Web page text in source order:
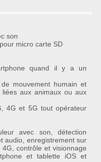
son
micro carte SD
quand il y a un
mouvement humain et
aux animaux ou aux
4G et 5G tout opérateur
avec son, détection
audio, enregistrement sur
contrôle et visionnage
et tablette iOS et